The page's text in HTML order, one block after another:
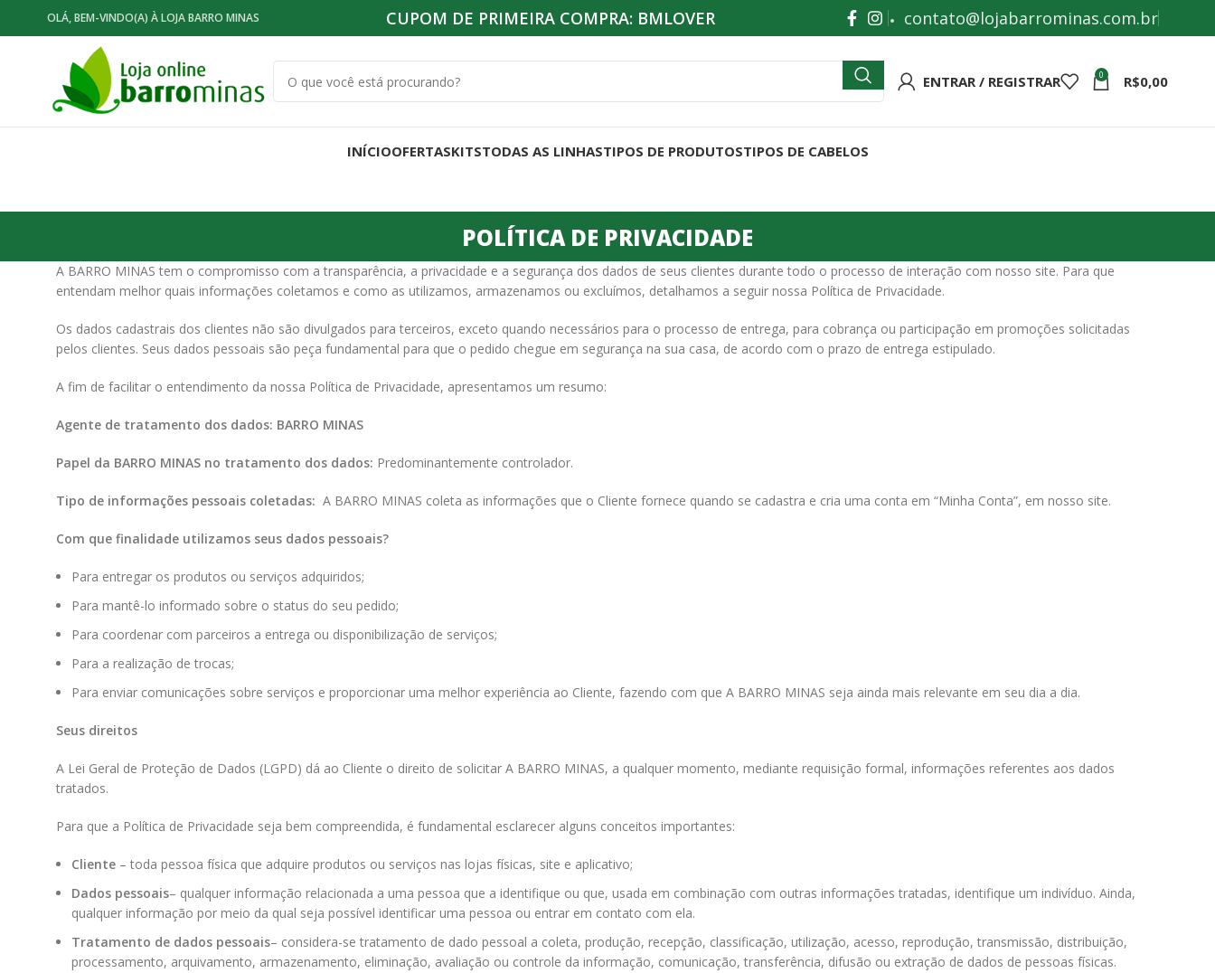
OLÁ, BEM-VINDO(A) À LOJA BARRO MINAS CUPOM DE PRIMEIRA COMPRA: BMLOVER contato@lojabarrominas.com.br
ENTRAR / REGISTRAR 0 R$0,00
INÍCIOOFERTASKITSTODAS AS LINHASTIPOS DE PRODUTOSTIPOS DE CABELOS
POLÍTICA DE PRIVACIDADE
A BARRO MINAS tem o compromisso com a transparência, a privacidade e a segurança dos dados de seus clientes durante todo o processo de interação com nosso site. Para que
entendam melhor quais informações coletamos e como as utilizamos, armazenamos ou excluímos, detalhamos a seguir nossa Política de Privacidade.
Os dados cadastrais dos clientes não são divulgados para terceiros, exceto quando necessários para o processo de entrega, para cobrança ou participação em promoções solicitadas
pelos clientes. Seus dados pessoais são peça fundamental para que o pedido chegue em segurança na sua casa, de acordo com o prazo de entrega estipulado.
A fim de facilitar o entendimento da nossa Política de Privacidade, apresentamos um resumo:
Agente de tratamento dos dados: BARRO MINAS
Papel da BARRO MINAS no tratamento dos dados: Predominantemente controlador.
Tipo de informações pessoais coletadas: A BARRO MINAS coleta as informações que o Cliente fornece quando se cadastra e cria uma conta em “Minha Conta”, em nosso site.
Com que finalidade utilizamos seus dados pessoais?
Para entregar os produtos ou serviços adquiridos;
Para mantê-lo informado sobre o status do seu pedido;
Para coordenar com parceiros a entrega ou disponibilização de serviços;
Para a realização de trocas;
Para enviar comunicações sobre serviços e proporcionar uma melhor experiência ao Cliente, fazendo com que A BARRO MINAS seja ainda mais relevante em seu dia a dia.
Seus direitos
A Lei Geral de Proteção de Dados (LGPD) dá ao Cliente o direito de solicitar A BARRO MINAS, a qualquer momento, mediante requisição formal, informações referentes aos dados
tratados.
Para que a Política de Privacidade seja bem compreendida, é fundamental esclarecer alguns conceitos importantes:
Cliente – toda pessoa física que adquire produtos ou serviços nas lojas físicas, site e aplicativo;
Dados pessoais– qualquer informação relacionada a uma pessoa que a identifique ou que, usada em combinação com outras informações tratadas, identifique um indivíduo. Ainda,
qualquer informação por meio da qual seja possível identificar uma pessoa ou entrar em contato com ela.
Tratamento de dados pessoais– considera-se tratamento de dado pessoal a coleta, produção, recepção, classificação, utilização, acesso, reprodução, transmissão, distribuição,
processamento, arquivamento, armazenamento, eliminação, avaliação ou controle da informação, comunicação, transferência, difusão ou extração de dados de pessoas físicas.